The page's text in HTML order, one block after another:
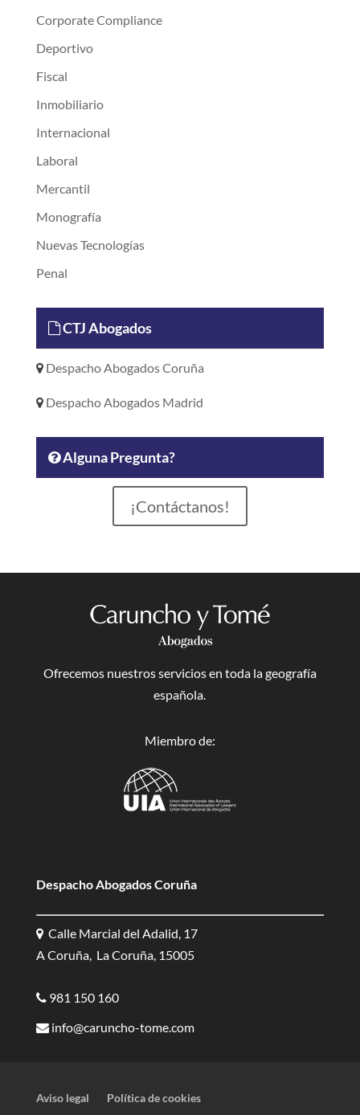
Corporate Compliance
Deportivo
Fiscal
Inmobiliario
Internacional
Laboral
Mercantil
Monografía
Nuevas Tecnologías
Penal
CTJ Abogados
Despacho Abogados Coruña
Despacho Abogados Madrid
Alguna Pregunta?
¡Contáctanos!
Ofrecemos nuestros servicios en toda la geografía
española.
Miembro de:
Despacho Abogados Coruña
Calle Marcial del Adalid, 17
A Coruña, La Coruña, 15005
981 150 160
info@caruncho-tome.com
Aviso legal Política de cookies